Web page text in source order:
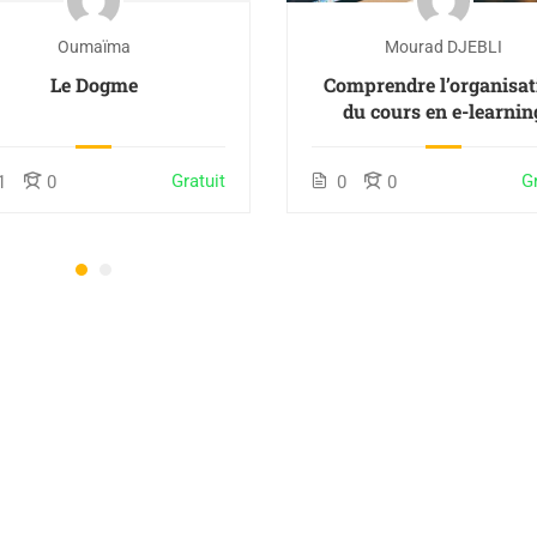
Oumaïma
Le Dogme
0 Gratuit
Mourad DJEBLI
Comprendre
du cours en e-
0 0